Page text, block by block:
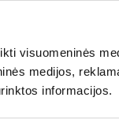
visuomeninės
medijos,
informacijos.